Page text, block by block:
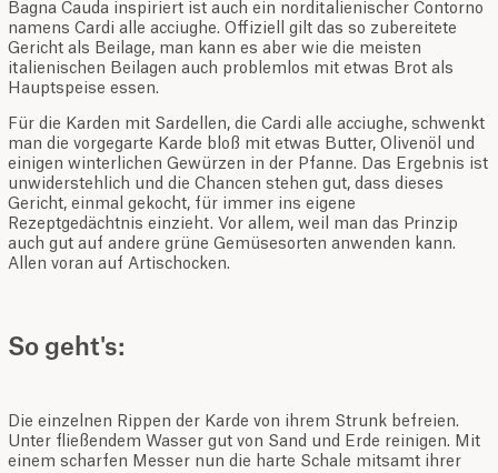
Bagna Cauda inspiriert ist auch ein norditalienischer Contorno
namens Cardi alle acciughe. Offiziell gilt das so zubereitete
Gericht als Beilage, man kann es aber wie die meisten
italienischen Beilagen auch problemlos mit etwas Brot als
Hauptspeise essen.
Für die Karden mit Sardellen, die Cardi alle acciughe, schwenkt
man die vorgegarte Karde bloß mit etwas Butter, Olivenöl und
einigen winterlichen Gewürzen in der Pfanne. Das Ergebnis ist
unwiderstehlich und die Chancen stehen gut, dass dieses
Gericht, einmal gekocht, für immer ins eigene
Rezeptgedächtnis einzieht. Vor allem, weil man das Prinzip
auch gut auf andere grüne Gemüsesorten anwenden kann.
Allen voran auf Artischocken.
So geht's:
Die einzelnen Rippen der Karde von ihrem Strunk befreien.
Unter fließendem Wasser gut von Sand und Erde reinigen. Mit
einem scharfen Messer nun die harte Schale mitsamt ihrer